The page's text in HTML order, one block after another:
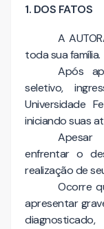
1. DOS FATOS
A
toda sua família.
Após
seletivo,
Universidade
iniciando suas
Apesar
enfrentar o
realização de
Ocorre
apresentar